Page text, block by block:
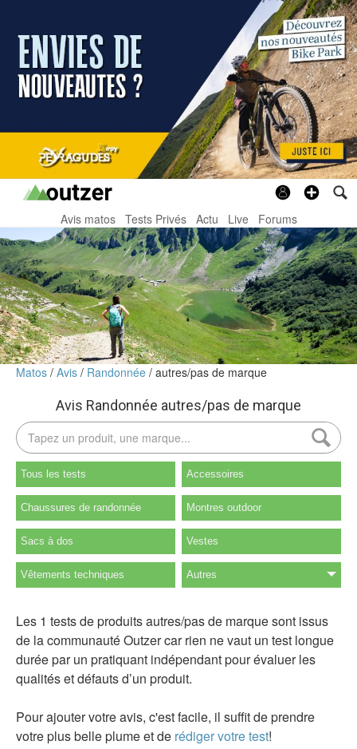
Avis matos Tests Privés Actu Live Forums
Matos Avis Randonnée autres/pas de marque
Avis Randonnée autres/pas de marque
Tous les tests Accessoires
Chaussures de randonnée Montres outdoor
Sacs à dos Vestes
Vêtements techniques Autres
Les 1 tests de produits autres/pas de marque sont issus
de la communauté Outzer car rien ne vaut un test longue
durée par un pratiquant indépendant pour évaluer les
qualités et défauts d’un produit.
Pour ajouter votre avis, c'est facile, il suffit de prendre
votre plus belle plume et de rédiger votre test!